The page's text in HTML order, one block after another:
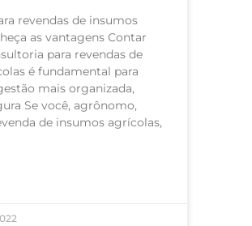
revendas de insumos
as vantagens Contar
para revendas de
é fundamental para
mais organizada,
Se você, agrônomo,
de insumos agrícolas,